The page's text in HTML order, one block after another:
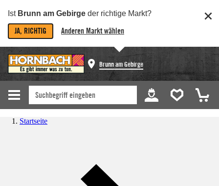
Ist Brunn am Gebirge der richtige Markt?
JA, RICHTIG Anderen Markt wählen
Brunn am Gebirge
Startseite